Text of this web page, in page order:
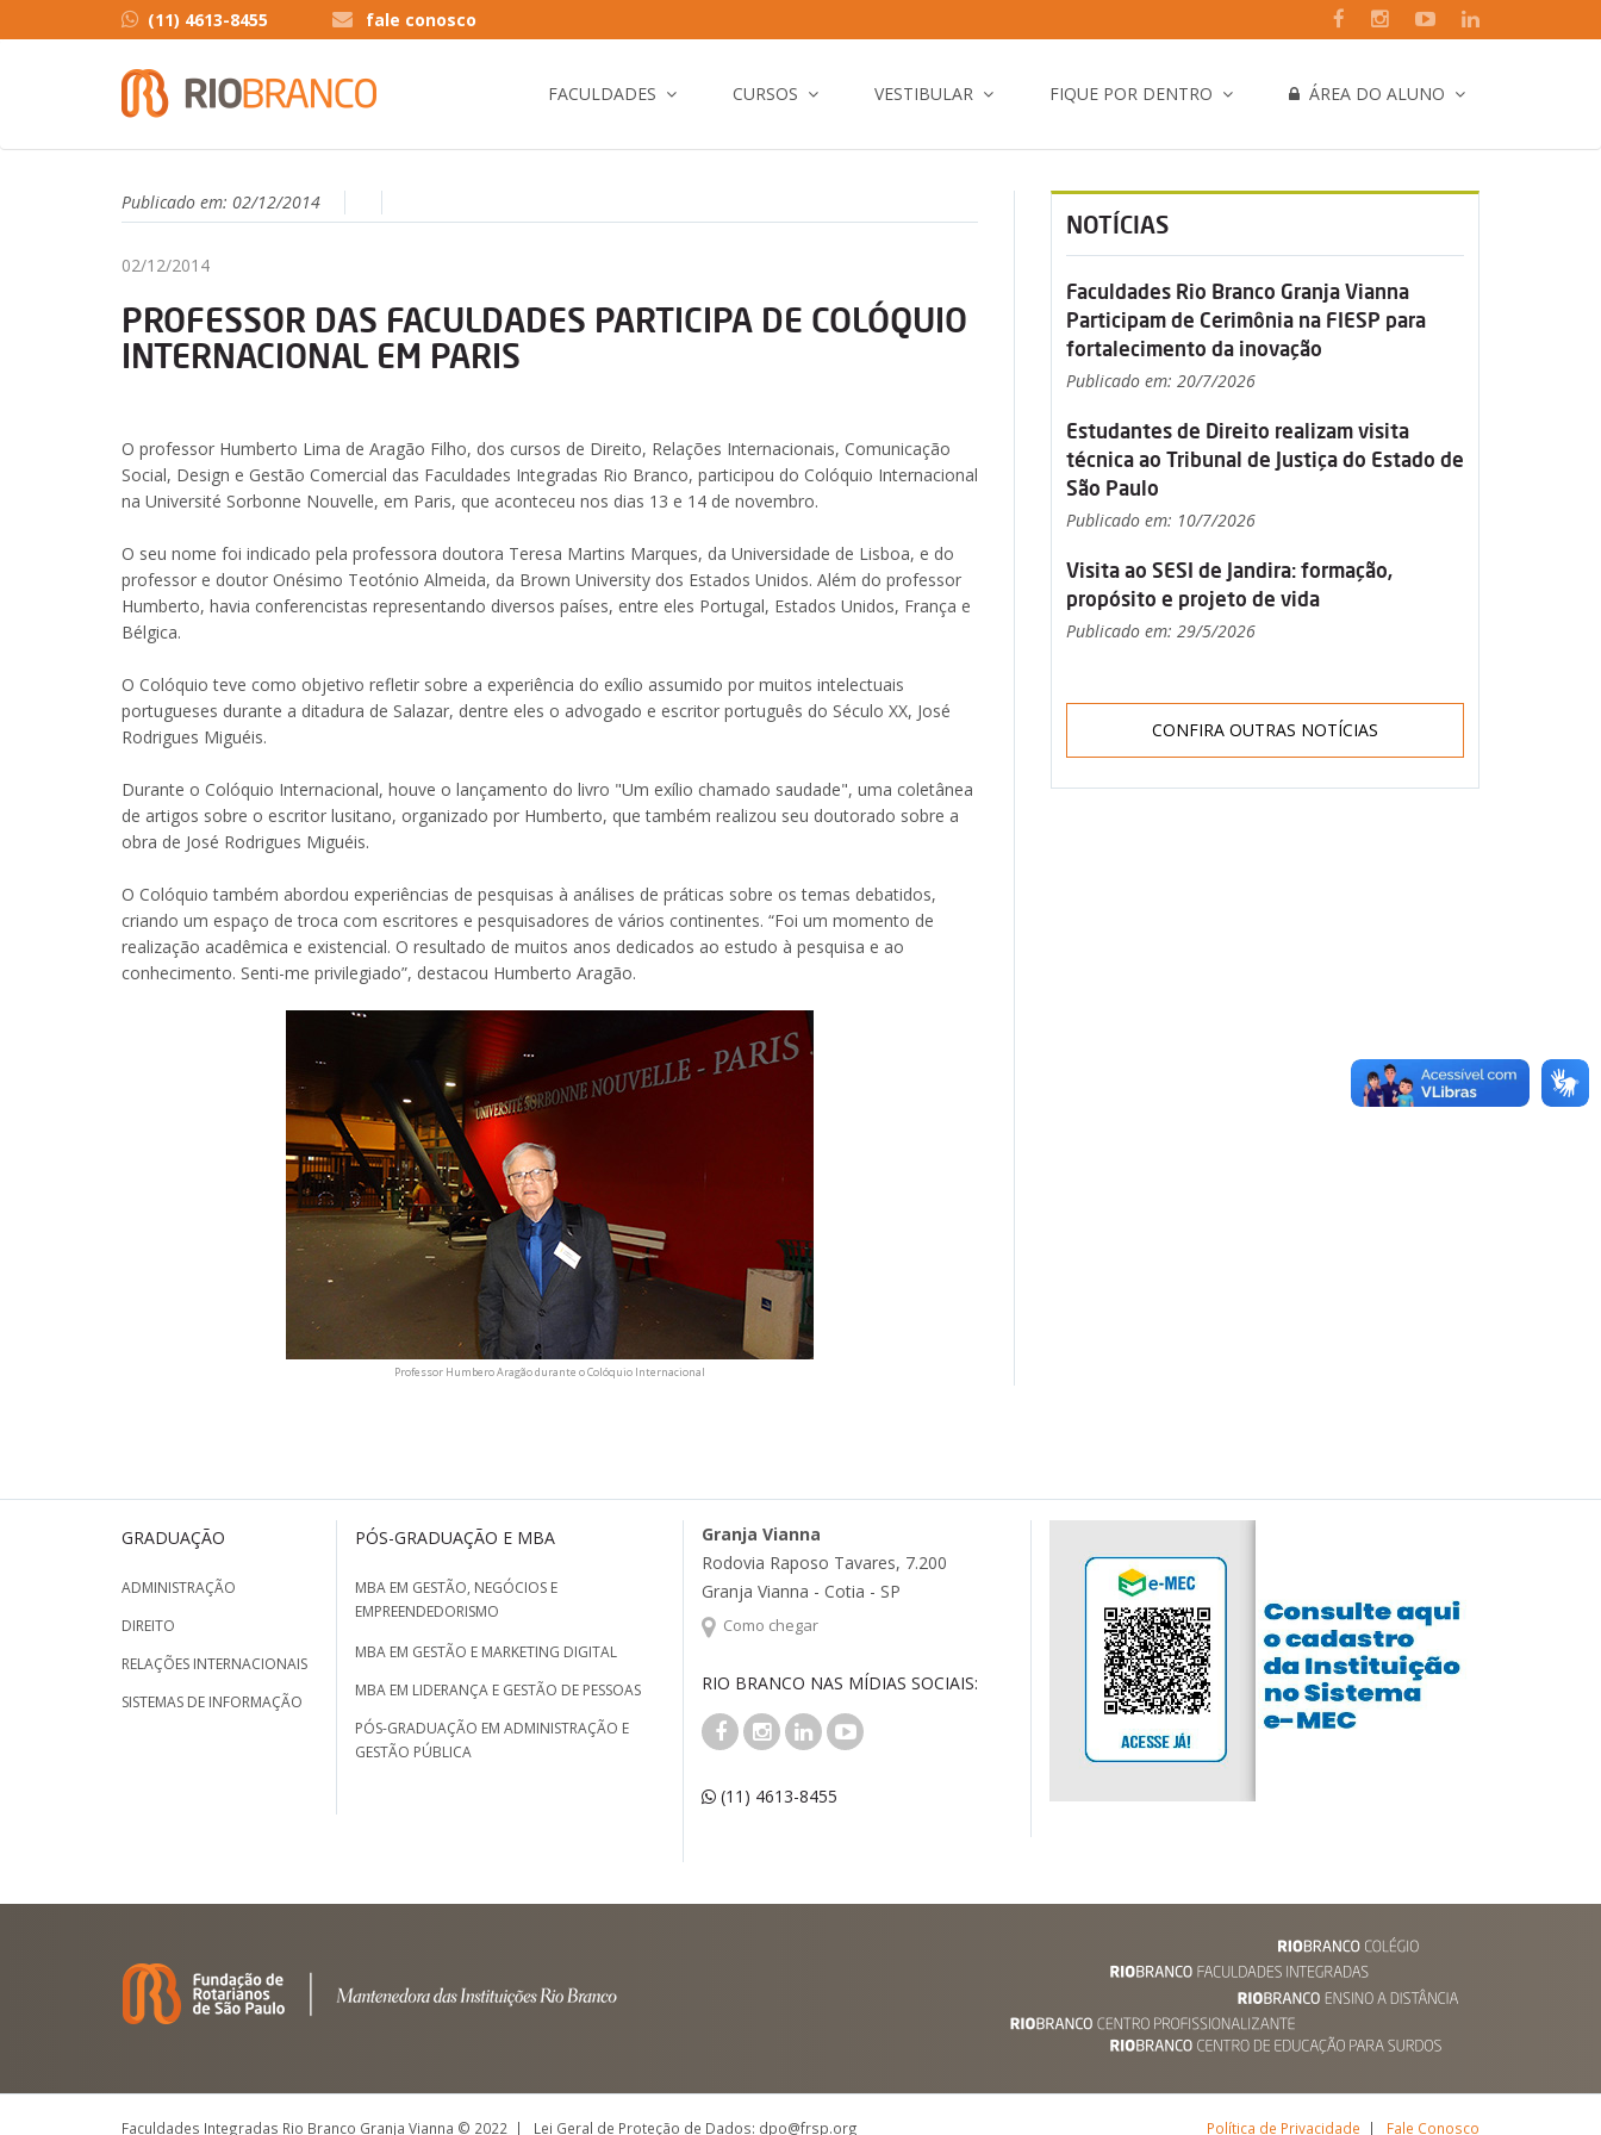
(11) 4613-8455 fale conosco
FACULDADES CURSOS VESTIBULAR FIQUE POR DENTRO ÁREA DO ALUNO
Publicado em: 02/12/2014
02/12/2014
PROFESSOR DAS FACULDADES PARTICIPA DE COLÓQUIO
INTERNACIONAL EM PARIS
O professor Humberto Lima de Aragão Filho, dos cursos de Direito, Relações Internacionais, Comunicação
Social, Design e Gestão Comercial das Faculdades Integradas Rio Branco, participou do Colóquio Internacional
na Université Sorbonne Nouvelle, em Paris, que aconteceu nos dias 13 e 14 de novembro.
O seu nome foi indicado pela professora doutora Teresa Martins Marques, da Universidade de Lisboa, e do
professor e doutor Onésimo Teotónio Almeida, da Brown University dos Estados Unidos. Além do professor
Humberto, havia conferencistas representando diversos países, entre eles Portugal, Estados Unidos, França e
Bélgica.
O Colóquio teve como objetivo refletir sobre a experiência do exílio assumido por muitos intelectuais
portugueses durante a ditadura de Salazar, dentre eles o advogado e escritor português do Século XX, José
Rodrigues Miguéis.
Durante o Colóquio Internacional, houve o lançamento do livro "Um exílio chamado saudade", uma coletânea
de artigos sobre o escritor lusitano, organizado por Humberto, que também realizou seu doutorado sobre a
obra de José Rodrigues Miguéis.
O Colóquio também abordou experiências de pesquisas à análises de práticas sobre os temas debatidos,
criando um espaço de troca com escritores e pesquisadores de vários continentes. “Foi um momento de
realização acadêmica e existencial. O resultado de muitos anos dedicados ao estudo à pesquisa e ao
conhecimento. Senti-me privilegiado”, destacou Humberto Aragão.
Professor Humbero Aragão durante o Colóquio Internacional
NOTÍCIAS
Faculdades Rio Branco Granja Vianna
Participam de Cerimônia na FIESP para
fortalecimento da inovação
Publicado em: 20/7/2026
Estudantes de Direito realizam visita
técnica ao Tribunal de Justiça do Estado de
São Paulo
Publicado em: 10/7/2026
Visita ao SESI de Jandira: formação,
propósito e projeto de vida
Publicado em: 29/5/2026
CONFIRA OUTRAS NOTÍCIAS
GRADUAÇÃO
ADMINISTRAÇÃO
DIREITO
RELAÇÕES INTERNACIONAIS
SISTEMAS DE INFORMAÇÃO
PÓS-GRADUAÇÃO E MBA
MBA EM GESTÃO, NEGÓCIOS E
EMPREENDEDORISMO
MBA EM GESTÃO E MARKETING DIGITAL
MBA EM LIDERANÇA E GESTÃO DE PESSOAS
PÓS-GRADUAÇÃO EM ADMINISTRAÇÃO E
GESTÃO PÚBLICA
Granja Vianna
Rodovia Raposo Tavares, 7.200
Granja Vianna - Cotia - SP
Como chegar
RIO BRANCO NAS MÍDIAS SOCIAIS:
(11) 4613-8455
Faculdades Integradas Rio Branco Granja Vianna © 2022 | Lei Geral de Proteção de Dados: dpo@frsp.org Política de Privacidade | Fale Conosco